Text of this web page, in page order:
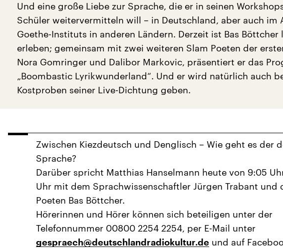
Und eine große Liebe zur Sprache, die er in seinen
Schüler weitervermitteln will – in Deutschland, aber auch im
Goethe-Instituts in anderen Ländern. Derzeit ist Bas Böttcher
erleben; gemeinsam mit zwei weiteren Slam Poeten der
Nora Gomringer und Dalibor Markovic, präsentiert er das
„Boombastic Lyrikwunderland“. Und er wird natürlich auch
Kostproben seiner Live-Dichtung geben.
Zwischen Kiezdeutsch und Denglisch – Wie geht es der
Sprache?
Darüber spricht Matthias Hanselmann heute von 9:05
Uhr mit dem Sprachwissenschaftler Jürgen Trabant und
Poeten Bas Böttcher.
Hörerinnen und Hörer können sich beteiligen unter der
Telefonnummer 00800 2254 2254, per E-Mail unter
gespraech@deutschlandradiokultur.de und auf